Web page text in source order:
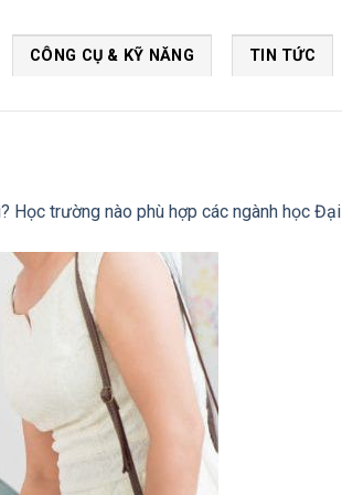
CÔNG CỤ & KỸ NĂNG TIN TỨC
Học trường nào phù hợp các ngành học